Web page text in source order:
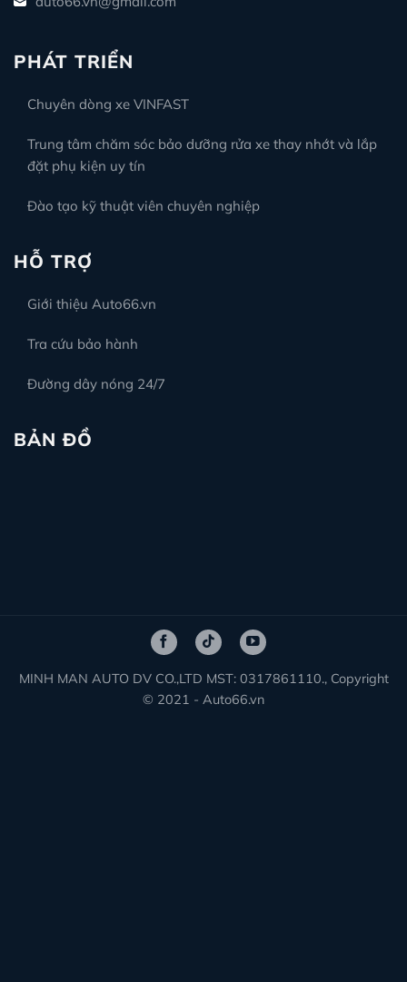
PHÁT TRIỂN
Chuyên dòng xe VINFAST
Trung tâm chăm sóc bảo dưỡng rửa xe thay nhớt và lắp
đặt phụ kiện uy tín
Đào tạo kỹ thuật viên chuyên nghiệp
HỖ TRỢ
Giới thiệu Auto66.vn
Tra cứu bảo hành
Đường dây nóng 24/7
BẢN ĐỒ
MINH MAN AUTO DV CO.,LTD MST: 0317861110., Copyright
© 2021 - Auto66.vn